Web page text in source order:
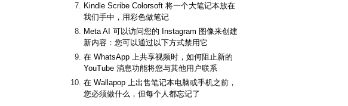
Kindle Scribe Colorsoft 将一个大笔记本放在
我们手中，用彩色做笔记
Meta AI 可以访问您的 Instagram 图像来创建
新内容：您可以通过以下方式禁用它
在 WhatsApp 上共享视频时，如何阻止新的
YouTube 消息功能将您与其他用户联系
在 Wallapop 上出售笔记本电脑或手机之前，
您必须做什么，但每个人都忘记了